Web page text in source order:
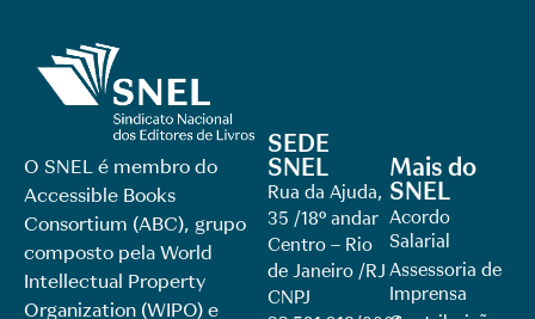
O SNEL é membro do
Accessible Books
Consortium (ABC), grupo
composto pela World
Intellectual Property
Organization (WIPO) e
SEDE
SNEL
Rua da Ajuda,
35 /18º andar
Centro – Rio
de Janeiro /RJ
CNPJ
Mais do
SNEL
Acordo
Salarial
Assessoria de
Imprensa